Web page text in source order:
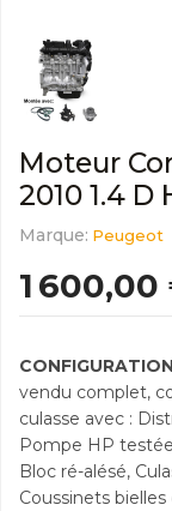
Moteur
2010 1.4 D
Marque: Peugeot
1 600,00
vendu complet,
culasse avec :
Pompe HP
Bloc ré-alésé,
Coussinets